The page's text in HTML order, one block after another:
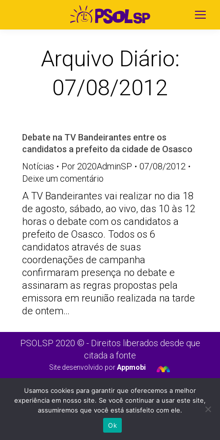
Arquivo Diário:
07/08/2012
Debate na TV Bandeirantes entre os
candidatos a prefeito da cidade de Osasco
Notícias
Por 2020AdminSP
07/08/2012
Deixe um comentário
A TV Bandeirantes vai realizar no dia 18
de agosto, sábado, ao vivo, das 10 às 12
horas o debate com os candidatos a
prefeito de Osasco. Todos os 6
candidatos através de suas
coordenações de campanha
confirmaram presença no debate e
assinaram as regras propostas pela
emissora em reunião realizada na tarde
de ontem…
PSOLSP 2020 © - Direitos liberados desde que
citada a fonte
Site desenvolvido porAppmobi
Usamos cookies para garantir que oferecemos a melhor
experiência em nosso site. Se você continuar a usar este site,
assumiremos que você está satisfeito com ele.
Ok